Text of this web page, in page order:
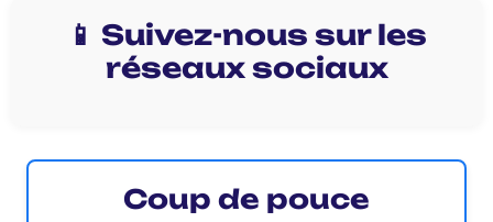
📱 Suivez-nous sur les
réseaux sociaux
Coup de pouce